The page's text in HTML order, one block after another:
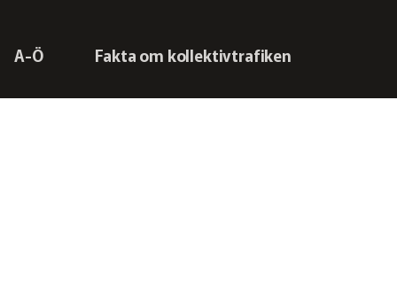
A-Ö Fakta om kollektivtrafiken